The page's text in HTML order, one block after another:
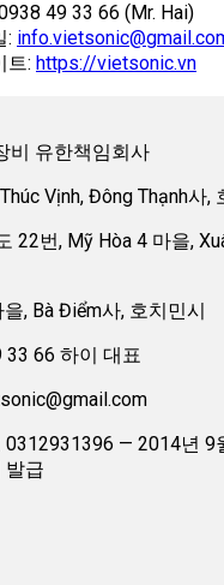
49 33 66 (Mr. Hai)
:
트: https://vietsonic.vn
비 유한책임회사
Vịnh, Đông Thạnh사,
22번, Mỹ Hòa 4 마을,
, Bà Điểm사, 호치민시
33 66 하이 대표
— 2014년 9
발급